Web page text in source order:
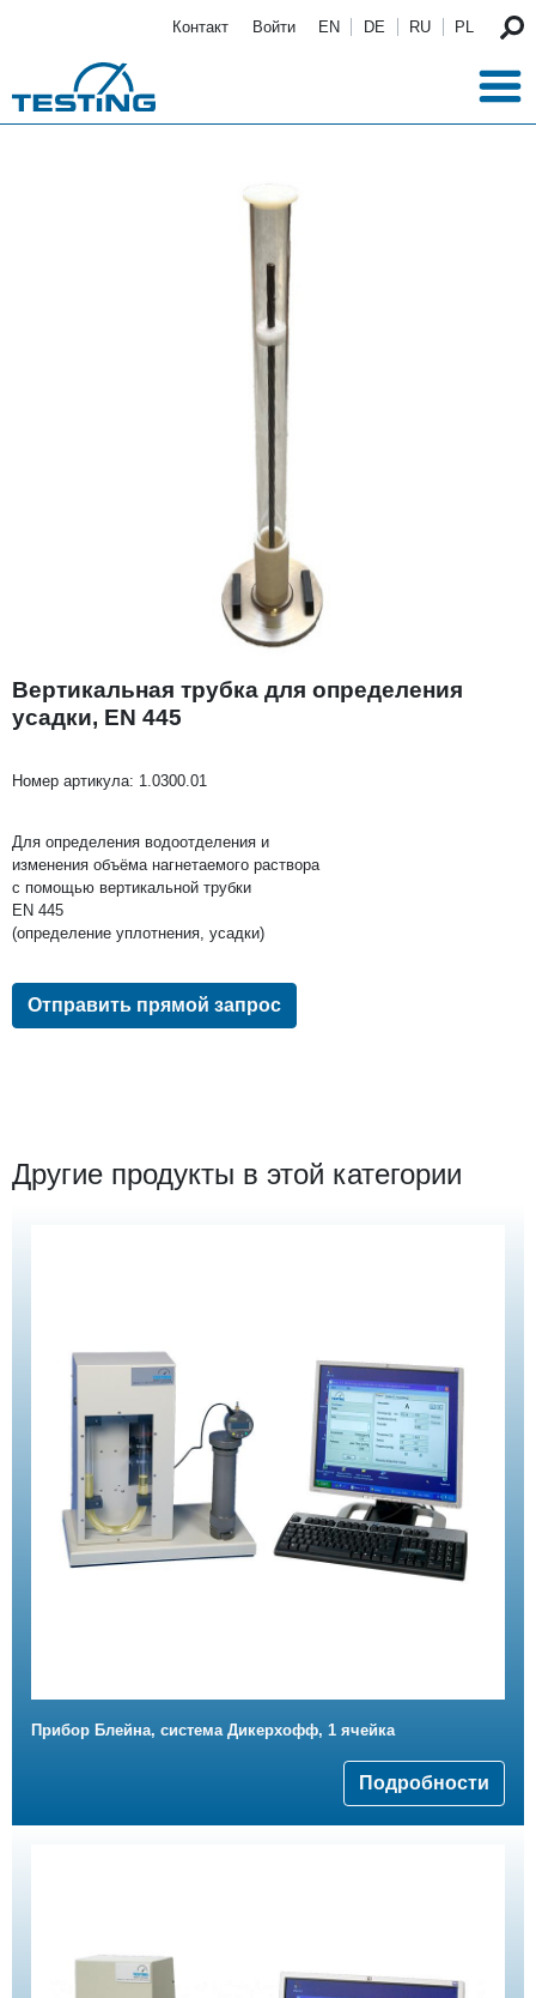
Контакт Войти EN DE RU PL
Вертикальная трубка для определения
усадки, EN 445
Номер артикула: 1.0300.01
Для определения водоотделения и
изменения объёма нагнетаемого раствора
с помощью вертикальной трубки
EN 445
(определение уплотнения, усадки)
Отправить прямой запрос
Другие продукты в этой категории
Прибор Блейна, система Дикерхофф, 1 ячейка
Подробности